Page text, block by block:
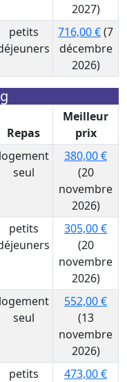
2027)
petits
716,00 €(7
décembre
2026)
Repas
Meilleur
prix
logement
seul
380,00 €
(20
novembre
2026)
petits
305,00 €
(20
novembre
2026)
logement
seul
552,00 €
(13
novembre
2026)
petits
473,00 €